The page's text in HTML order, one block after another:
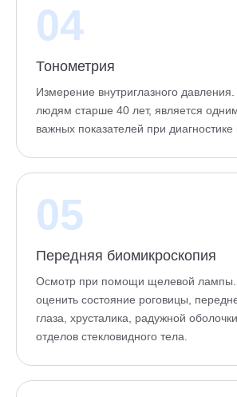
04
Тонометрия
Измерение внутриглазного
людям старше 40 лет, является
важных показателей при диагностике
05
Передняя биомикроскопия
Осмотр при помощи щелевой лампы.
оценить состояние роговицы,
глаза, хрусталика, радужной
отделов стекловидного тела.